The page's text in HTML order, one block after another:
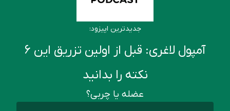
جدیدترین اپیزود:
آمپول لاغری: قبل از اولین تزریق این ۶
نکته را بدانید
عضله یا چربی؟